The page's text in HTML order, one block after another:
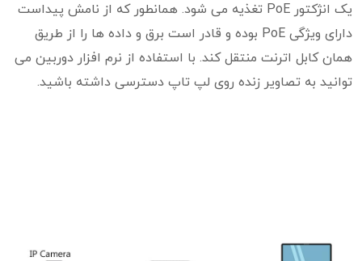
یک انژکتور PoE تغذیه می شود. همانطور که از نامش پیداست
دارای ویژگی PoE بوده و قادر است برق و داده ها را از طریق
همان کابل اترنت منتقل کند. با استفاده از نرم افزار دوربین می
توانید به تصاویر زنده روی لپ تاپ دسترسی داشته باشید.